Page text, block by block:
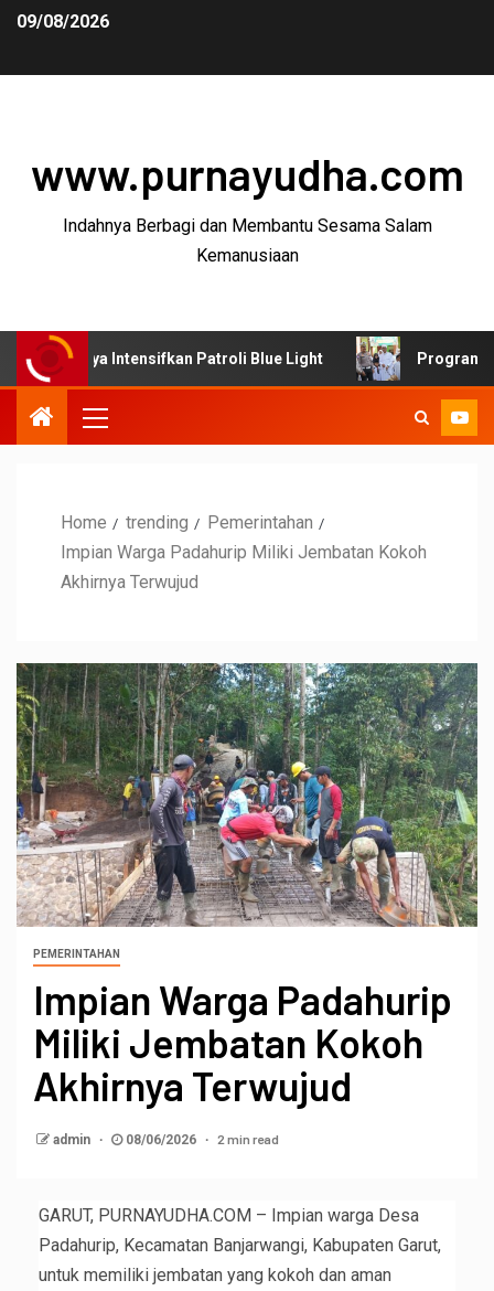
09/08/2026
www.purnayudha.com
Indahnya Berbagi dan Membantu Sesama Salam
Kemanusiaan
Intensifkan Patroli Blue Light Program SUJUD
Home trending
Pemerintahan
Impian Warga Padahurip Miliki Jembatan Kokoh
Akhirnya Terwujud
PEMERINTAHAN
Impian Warga Padahurip
Miliki Jembatan Kokoh
Akhirnya Terwujud
admin 08/06/2026 2 min read
GARUT, PURNAYUDHA.COM – Impian warga Desa
Padahurip, Kecamatan Banjarwangi, Kabupaten Garut,
untuk memiliki jembatan yang kokoh dan aman